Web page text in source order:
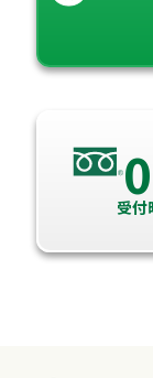
受付